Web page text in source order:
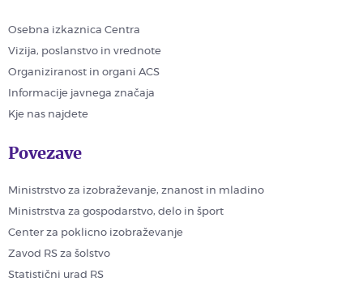
Osebna izkaznica Centra
Vizija, poslanstvo in vrednote
Organiziranost in organi ACS
Informacije javnega značaja
Kje nas najdete
Povezave
Ministrstvo za izobraževanje, znanost in mladino
Ministrstva za gospodarstvo, delo in šport
Center za poklicno izobraževanje
Zavod RS za šolstvo
Statistični urad RS